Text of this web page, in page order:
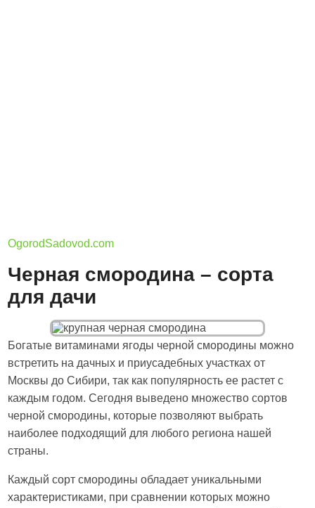
OgorodSadovod.com
Черная смородина – сорта
для дачи
Богатые витаминами ягоды черной смородины можно
встретить на дачных и приусадебных участках от
Москвы до Сибири, так как популярность ее растет с
каждым годом. Сегодня выведено множество сортов
черной смородины, которые позволяют выбрать
наиболее подходящий для любого региона нашей
страны.
Каждый сорт смородины обладает уникальными
характеристиками, при сравнении которых можно